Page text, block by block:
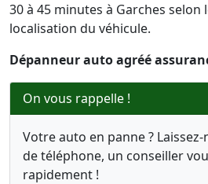
30 à 45 minutes à Garches selon
localisation du véhicule.
Dépanneur auto agréé
On vous rappelle !
Votre auto en panne ?
de téléphone, un conseiller
rapidement !